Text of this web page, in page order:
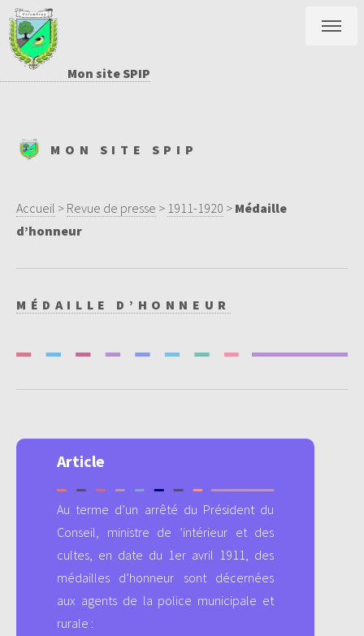
Mon site SPIP
MON SITE SPIP
Accueil > Revue de presse > 1911-1920 > Médaille
d’honneur
MÉDAILLE D’HONNEUR
Article
Au terme d’un arrêté du Président du
Conseil, ministre de ’intérieur et des
cultes, en date du 1er avril 1911, des
médailles d’honneur sont décernées
aux agents de la police municipale et
rurale :